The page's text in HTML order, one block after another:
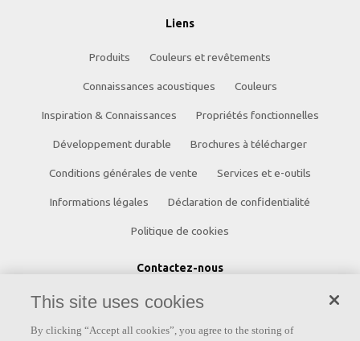
Liens
Produits Couleurs et revêtements
Connaissances acoustiques Couleurs
Inspiration & Connaissances Propriétés fonctionnelles
Développement durable Brochures à télécharger
Conditions générales de vente Services et e-outils
Informations légales Déclaration de confidentialité
Politique de cookies
Contactez-nous
Siège social Suisse romande
Akustikmodular AG Akustikmodular AG
This site uses cookies
By clicking “Accept all cookies”, you agree to the storing of